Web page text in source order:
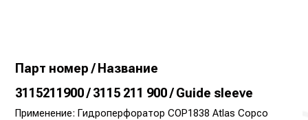
Парт номер / Название
3115211900 / 3115 211 900 / Guide sleeve
Применение: Гидроперфоратор COP1838 Atlas Copco